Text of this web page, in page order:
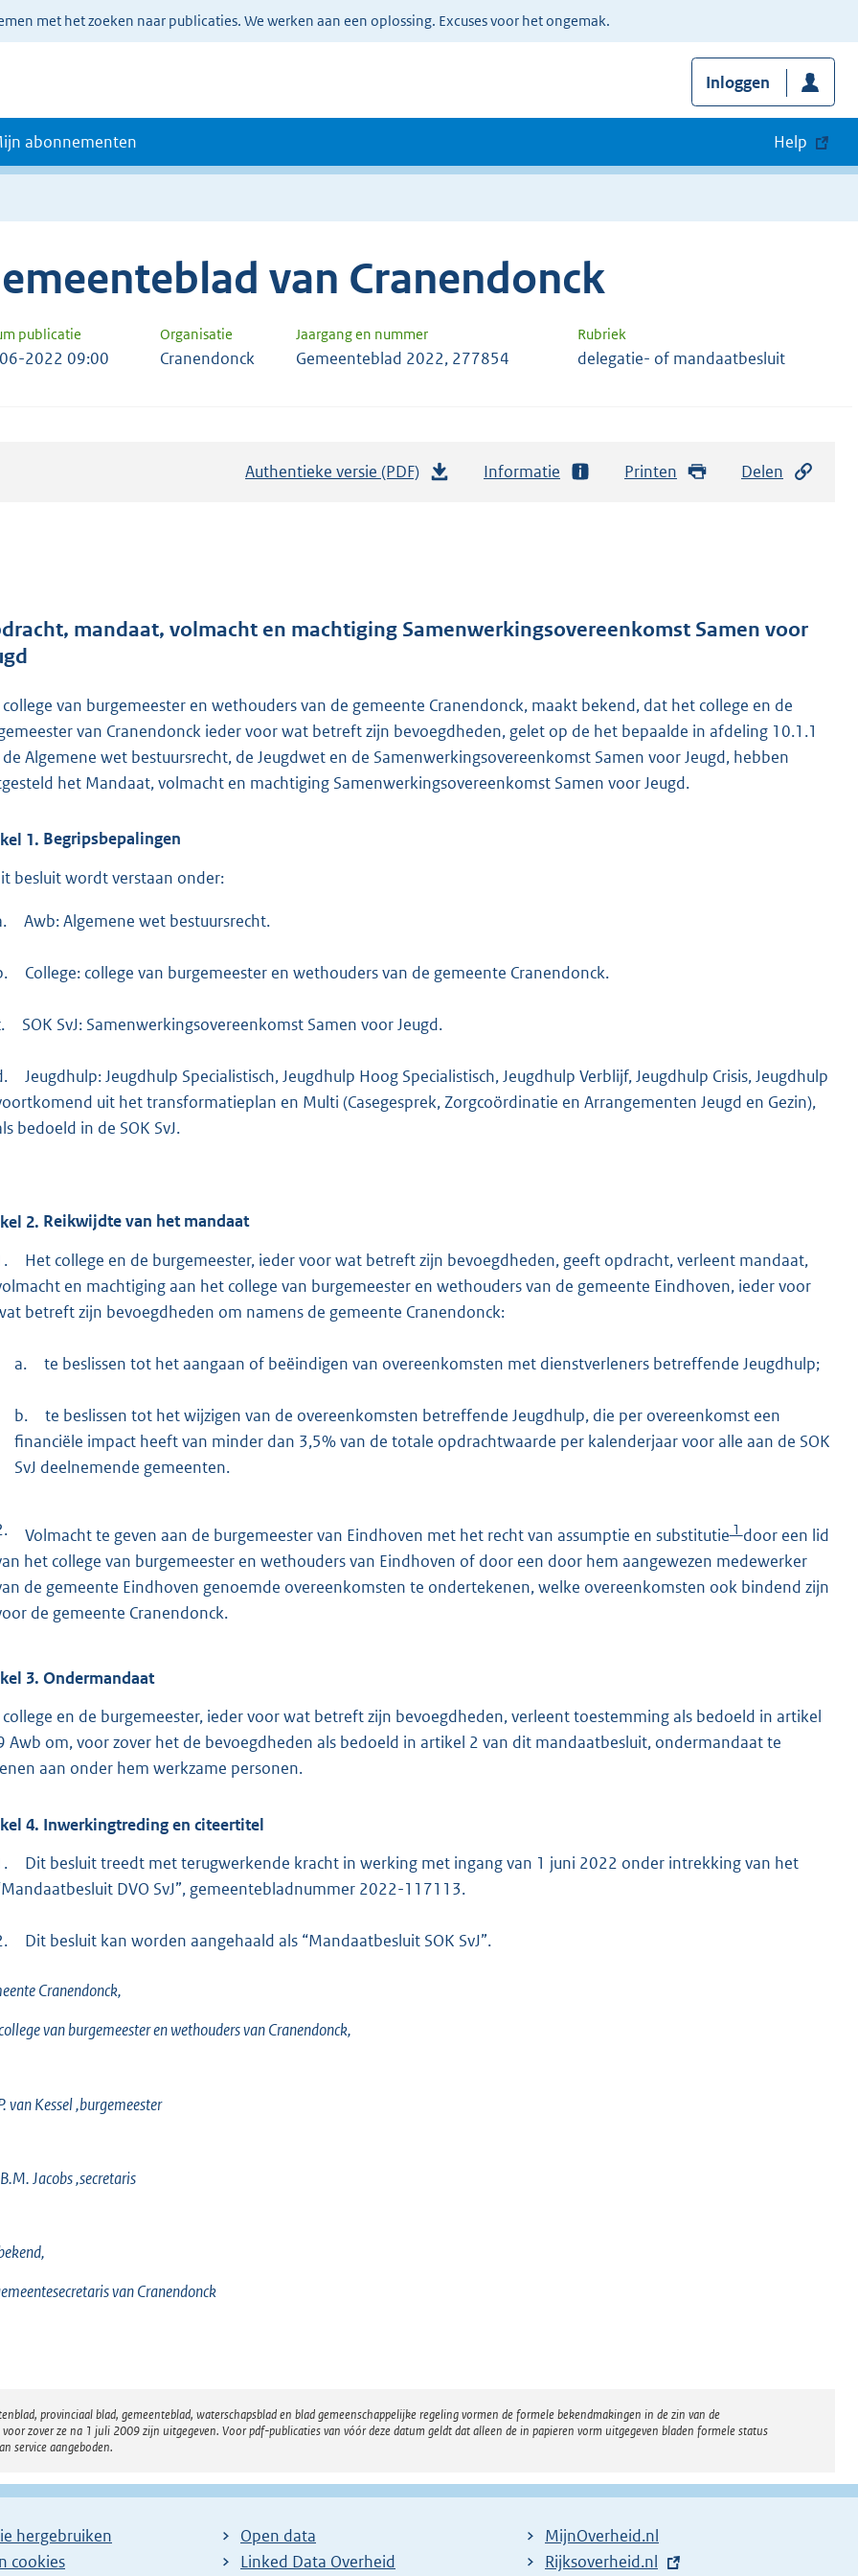
met het zoeken naar publicaties. We werken aan een oplossing. Excuses voor het ongemak.
Inloggen
abonnementen Help
van Cranendonck
publicatie Organisatie Jaargang en nummer Rubriek
2022 09:00 Cranendonck Gemeenteblad 2022, 277854 delegatie- of mandaatbesluit
Authentieke versie (PDF)
d
r
o
o
t
K
Informatie Printen Delen
mandaat, volmacht en machtiging Samenwerkingsovereenkomst Samen voor
van burgemeester en wethouders van de gemeente Cranendonck, maakt bekend, dat het college en de
van Cranendonck ieder voor wat betreft zijn bevoegdheden, gelet op de het bepaalde in afdeling 10.1.1
Algemene wet bestuursrecht, de Jeugdwet en de Samenwerkingsovereenkomst Samen voor Jeugd, hebben
het Mandaat, volmacht en machtiging Samenwerkingsovereenkomst Samen voor Jeugd.
1. Begripsbepalingen
besluit wordt verstaan onder:
Awb: Algemene wet bestuursrecht.
College: college van burgemeester en wethouders van de gemeente Cranendonck.
SOK SvJ: Samenwerkingsovereenkomst Samen voor Jeugd.
Jeugdhulp: Jeugdhulp Specialistisch, Jeugdhulp Hoog Specialistisch, Jeugdhulp Verblijf, Jeugdhulp Crisis, Jeugdhulp
uit het transformatieplan en Multi (Casegesprek, Zorgcoördinatie en Arrangementen Jeugd en Gezin),
bedoeld in de SOK SvJ.
2. Reikwijdte van het mandaat
Het college en de burgemeester, ieder voor wat betreft zijn bevoegdheden, geeft opdracht, verleent mandaat,
en machtiging aan het college van burgemeester en wethouders van de gemeente Eindhoven, ieder voor
betreft zijn bevoegdheden om namens de gemeente Cranendonck:
a. te beslissen tot het aangaan of beëindigen van overeenkomsten met dienstverleners betreffende Jeugdhulp;
b.
te beslissen tot het wijzigen van de overeenkomsten betreffende Jeugdhulp, die per overeenkomst een
financiële impact heeft van minder dan 3,5% van de totale opdrachtwaarde per kalenderjaar voor alle aan de SOK
SvJ deelnemende gemeenten.
Volmacht te geven aan de burgemeester van Eindhoven met het recht van assumptie en substitutie 1 door een lid
het college van burgemeester en wethouders van Eindhoven of door een door hem aangewezen medewerker
de gemeente Eindhoven genoemde overeenkomsten te ondertekenen, welke overeenkomsten ook bindend zijn
de gemeente Cranendonck.
3. Ondermandaat
en de burgemeester, ieder voor wat betreft zijn bevoegdheden, verleent toestemming als bedoeld in artikel
Awb om, voor zover het de bevoegdheden als bedoeld in artikel 2 van dit mandaatbesluit, ondermandaat te
aan onder hem werkzame personen.
4. Inwerkingtreding en citeertitel
Dit besluit treedt met terugwerkende kracht in werking met ingang van 1 juni 2022 onder intrekking van het
DVO SvJ”, gemeentebladnummer 2022-117113.
Dit besluit kan worden aangehaald als “Mandaatbesluit SOK SvJ”.
Cranendonck,
van burgemeester en wethouders van Cranendonck,
van Kessel ,burgemeester
Jacobs ,secretaris
van Cranendonck
provinciaal blad, gemeenteblad, waterschapsblad en blad gemeenschappelijke regeling vormen de formele bekendmakingen in de zin van de
zover ze na 1 juli 2009 zijn uitgegeven. Voor pdf-publicaties van vóór deze datum geldt dat alleen de in papieren vorm uitgegeven bladen formele status
service aangeboden.
hergebruiken
cookies
Open data
Linked Data Overheid
MijnOverheid.nl
E
Rijksoverheid.nl